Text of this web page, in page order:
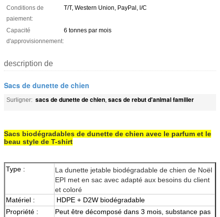
Conditions de
paiement:
T/T, Western Union, PayPal, l/C
Capacité
d'approvisionnement:
6 tonnes par mois
description de
Sacs de dunette de chien
Surligner: sacs de dunette de chien, sacs de rebut d'animal familier
Sacs biodégradables de dunette de chien avec le parfum et le
beau style de T-shirt
Type :
La dunette jetable biodégradable de chien de Noël
EPI met en sac avec adapté aux besoins du client
et coloré
Matériel :
HDPE + D2W biodégradable
Propriété :
Peut être décomposé dans 3 mois, substance pas